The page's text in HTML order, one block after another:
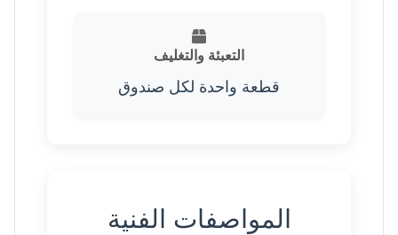
التعبئة والتغليف
قطعة واحدة لكل صندوق
المواصفات الفنية